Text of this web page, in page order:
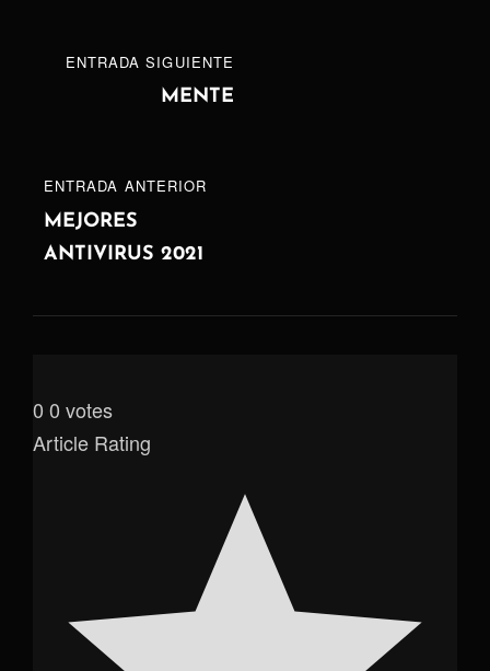
Navegación
ENTRADA
ANTERIOR
ENTRADA ANTERIOR
MEJORES
ANTIVIRUS 2021
ENTRADA
ENTRADA SIGUIENTE
MENTE
0 0 votes
Article Rating